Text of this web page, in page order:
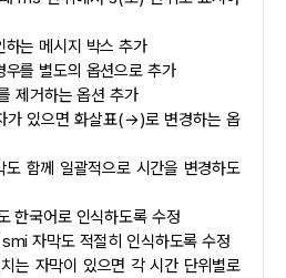
하는 메시지 박스 추가
우를 별도의 옵션으로 추가
제거하는 옵션 추가
한국어로 인식하도록 수정
smi 자막도 적절히 인식하도록 수정